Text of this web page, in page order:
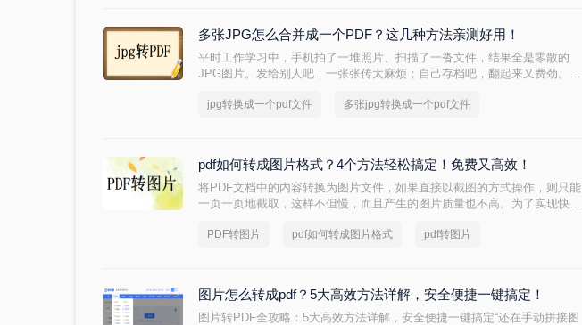
多张JPG怎么合并成一个PDF？这几种方法亲测好用！
平时工作学习中，手机拍了一堆照片、扫描了一沓文件，结果全是零散的
JPG图片。发给别人吧，一张张传太麻烦；自己存档吧，翻起来又费劲。其
PDF格式稳定、跨平台兼容性好，不管在电脑还是手机上打开，排版都不会
jpg转换成一个pdf文件 多张jpg转换成一个pdf文件
pdf如何转成图片格式？4个方法轻松搞定！免费又高效！
将PDF文档中的内容转换为图片文件，如果直接以截图的方式操作，则只能
一页一页地截取，这样不但慢，而且产生的图片质量也不高。为了实现快速
就来给大家详细讲讲。
PDF转图片 pdf如何转成图片格式 pdf转图片
图片怎么转成pdf？5大高效方法详解，安全便捷一键搞定！
图片转PDF全攻略：5大高效方法详解，安全便捷一键搞定“还在手动拼接图